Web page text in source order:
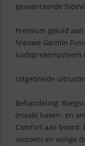
geavanceerde
Premium geluid
Nieuwe Garmin
luidsprekersysteem
Uitgebreide
Behandeling:
(maakt haven- en
Comfort aan boord:
seizoen) en veilige